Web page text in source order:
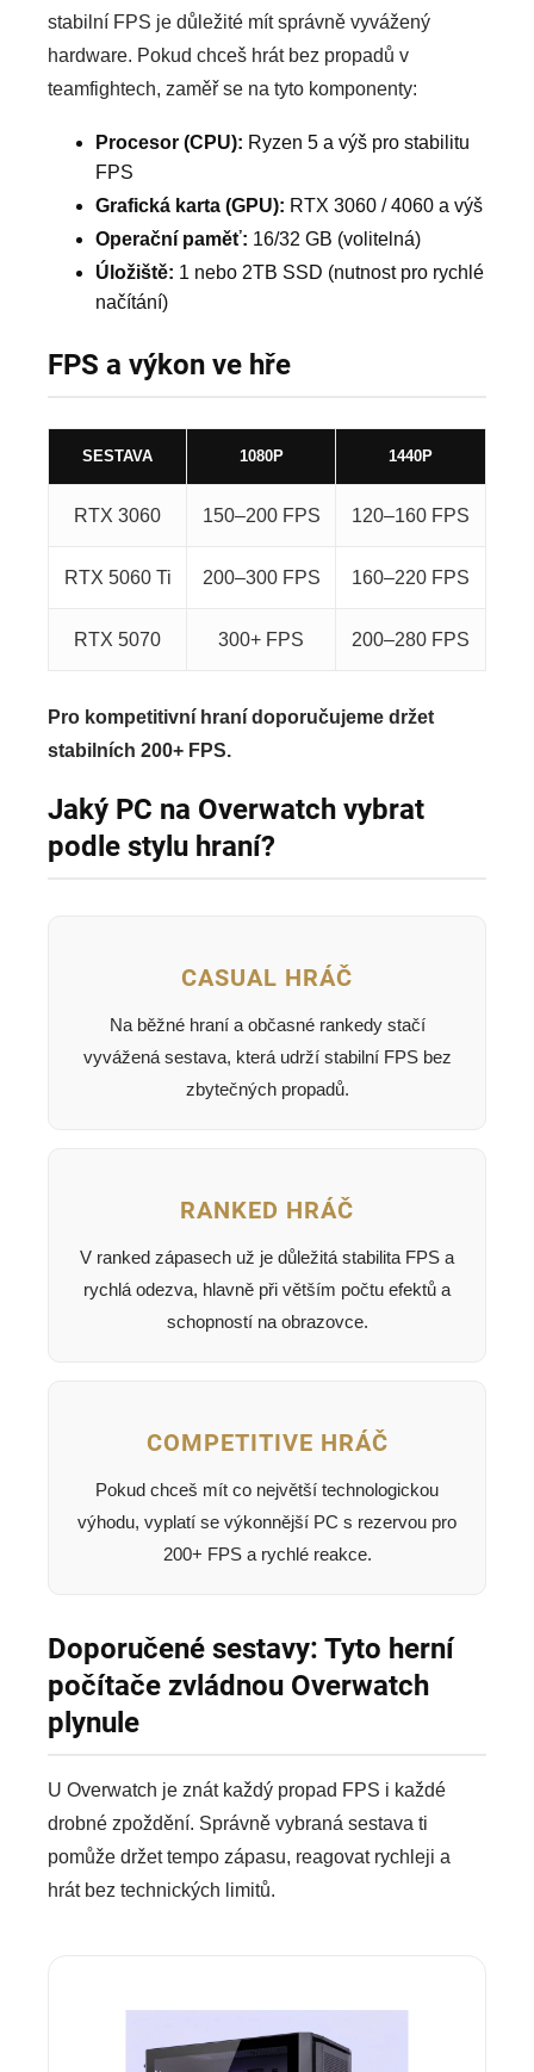
stabilní FPS je důležité mít správně vyvážený
hardware. Pokud chceš hrát bez propadů v
teamfightech, zaměř se na tyto komponenty:
Procesor (CPU): Ryzen 5 a výš pro stabilitu
FPS
Grafická karta (GPU): RTX 3060 / 4060 a výš
Operační paměť: 16/32 GB (volitelná)
Úložiště: 1 nebo 2TB SSD (nutnost pro rychlé
načítání)
FPS a výkon ve hře
SESTAVA 1080P 1440P
RTX 3060 150–200 FPS 120–160 FPS
RTX 5060 Ti 200–300 FPS 160–220 FPS
RTX 5070 300+ FPS 200–280 FPS
Pro kompetitivní hraní doporučujeme držet
stabilních 200+ FPS.
Jaký PC na Overwatch vybrat
podle stylu hraní?
CASUAL HRÁČ
Na běžné hraní a občasné rankedy stačí
vyvážená sestava, která udrží stabilní FPS bez
zbytečných propadů.
RANKED HRÁČ
V ranked zápasech už je důležitá stabilita FPS a
rychlá odezva, hlavně při větším počtu efektů a
schopností na obrazovce.
COMPETITIVE HRÁČ
Pokud chceš mít co největší technologickou
výhodu, vyplatí se výkonnější PC s rezervou pro
200+ FPS a rychlé reakce.
Doporučené sestavy: Tyto herní
počítače zvládnou Overwatch
plynule
U Overwatch je znát každý propad FPS i každé
drobné zpoždění. Správně vybraná sestava ti
pomůže držet tempo zápasu, reagovat rychleji a
hrát bez technických limitů.